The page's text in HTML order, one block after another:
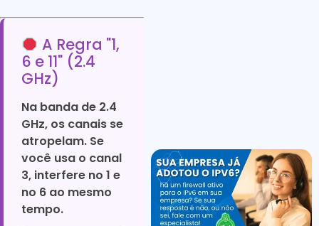
A Regra "1,
6 e 11" (2.4
GHz)
Na banda de 2.4
GHz, os canais se
atropelam. Se
você usa o canal
3, interfere no 1 e
no 6 ao mesmo
tempo.